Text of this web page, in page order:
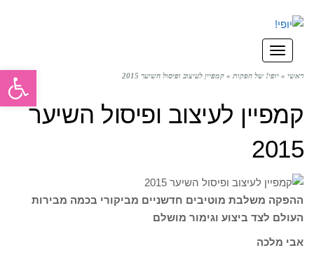
תפריט
ראשי » יופי! של הפקות » קמפיין לעיצוב ופיסול השיער 2015
קמפיין לעיצוב ופיסול השיער
2015
ההפקה משלבת מוטיבים חדשניים מביקורי בכמה מבירות
העולם לצד ביצוע וגימור מושלם
אבי מלכה
פתח